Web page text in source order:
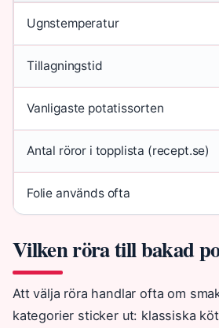
Ugnstemperatur
Tillagningstid
Vanligaste potatissorten
Antal röror i topplista (recept.se)
Folie används ofta
Vilken röra till bakad
Att välja röra handlar ofta om
kategorier sticker ut: klassiska